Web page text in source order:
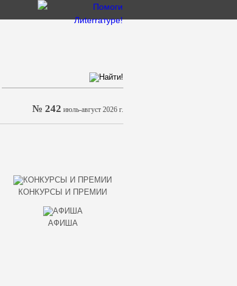
№ 242 июль-август 2026 г.
КОНКУРСЫ И ПРЕМИИ
АФИША